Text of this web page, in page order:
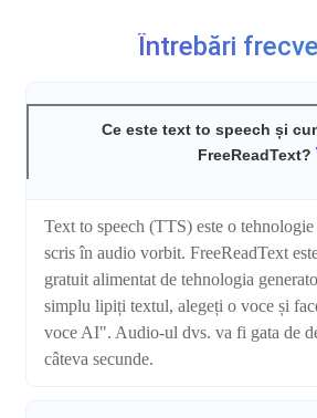
Întrebări
Ce este text to speech și
FreeReadText?
Text to speech (TTS) este o
scris în audio vorbit. FreeReadText
gratuit alimentat de tehnologia
simplu lipiți textul, alegeți o voce și
voce AI". Audio-ul dvs. va fi gata de
câteva secunde.